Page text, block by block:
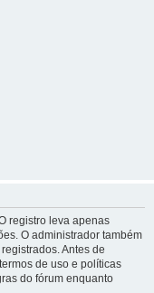
registro leva apenas
O administrador também
Antes de
de uso e políticas
do fórum enquanto